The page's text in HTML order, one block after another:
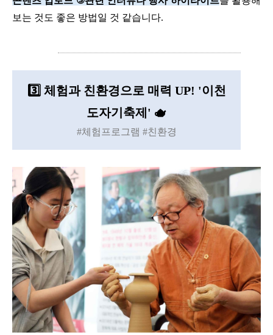
보는 것도 좋은 방법일 것 같습니다.
3️⃣ 체험과 친환경으로 매력 UP! '이천
도자기축제' 🫖
#체험프로그램 #친환경